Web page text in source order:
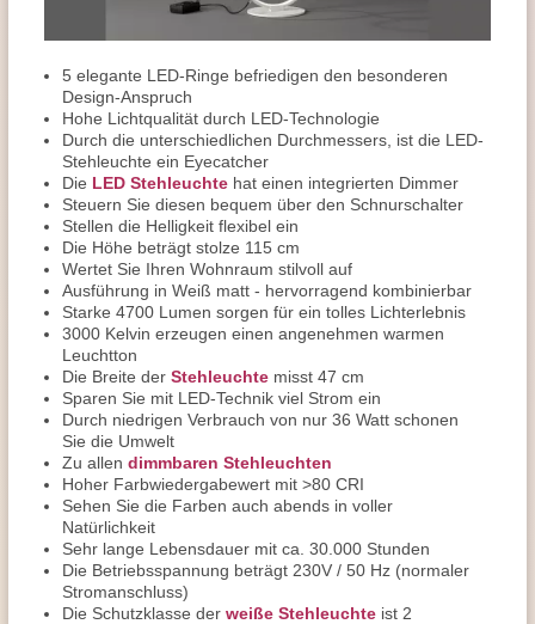
5 elegante LED-Ringe befriedigen den besonderen
Design-Anspruch
Hohe Lichtqualität durch LED-Technologie
Durch die unterschiedlichen Durchmessers, ist die LED-
Stehleuchte ein Eyecatcher
Die LED Stehleuchte hat einen integrierten Dimmer
Steuern Sie diesen bequem über den Schnurschalter
Stellen die Helligkeit flexibel ein
Die Höhe beträgt stolze 115 cm
Wertet Sie Ihren Wohnraum stilvoll auf
Ausführung in Weiß matt - hervorragend kombinierbar
Starke 4700 Lumen sorgen für ein tolles Lichterlebnis
3000 Kelvin erzeugen einen angenehmen warmen
Leuchtton
Die Breite der Stehleuchte misst 47 cm
Sparen Sie mit LED-Technik viel Strom ein
Durch niedrigen Verbrauch von nur 36 Watt schonen
Sie die Umwelt
Zu allen dimmbaren Stehleuchten
Hoher Farbwiedergabewert mit >80 CRI
Sehen Sie die Farben auch abends in voller
Natürlichkeit
Sehr lange Lebensdauer mit ca. 30.000 Stunden
Die Betriebsspannung beträgt 230V / 50 Hz (normaler
Stromanschluss)
Die Schutzklasse der weiße Stehleuchte ist 2